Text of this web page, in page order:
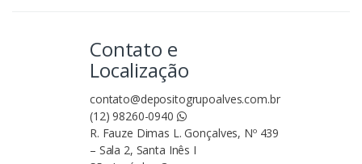
Contato e
Localização
contato@depositogrupoalves.com.br
(12) 98260-0940
R. Fauze Dimas L. Gonçalves, Nº 439
– Sala 2, Santa Inês I